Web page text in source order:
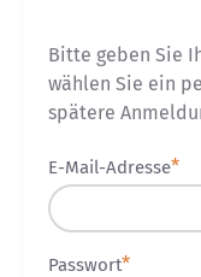
Bitte geben Sie
wählen Sie ein
spätere
E-Mail-Adresse
Passwort